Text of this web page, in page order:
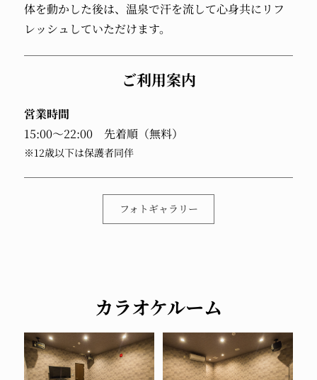
体を動かした後は、温泉で汗を流して心身共にリフ
レッシュしていただけます。
ご利用案内
営業時間
15:00～22:00 先着順（無料）
※12歳以下は保護者同伴
フォトギャラリー
カラオケルーム